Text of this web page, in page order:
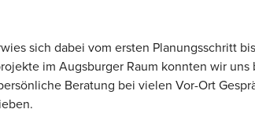
sich dabei vom ersten Planungsschritt
im Augsburger Raum konnten wir
Beratung bei vielen Vor-Ort